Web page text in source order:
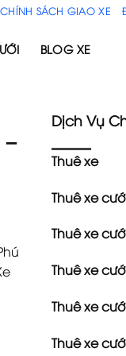
CHÍNH SÁCH GIAO XE
BLOG XE
Dịch Vụ
Thuê xe
Thuê xe
Thuê xe
Thuê xe
Thuê xe
Thuê xe